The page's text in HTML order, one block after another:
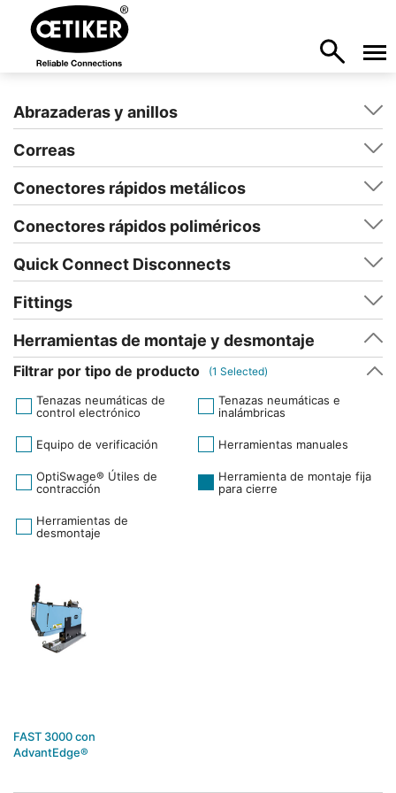
Abrazaderas y anillos
Correas
Conectores rápidos metálicos
Conectores rápidos poliméricos
Quick Connect Disconnects
Fittings
Herramientas de montaje y desmontaje
Filtrar por tipo de producto (1 Selected)
Tenazas neumáticas de
control electrónico
Tenazas neumáticas e
inalámbricas
Equipo de verificación Herramientas manuales
OptiSwage® Útiles de
contracción
Herramienta de montaje fija
para cierre
Herramientas de
desmontaje
FAST 3000 con
AdvantEdge®